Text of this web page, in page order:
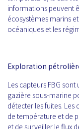
informations peuvent
écosystèmes marins
océaniques et les
Exploration
Les capteurs FBG
gazière sous-marine
détecter les fuites.
de température et de
et de surveiller le flux